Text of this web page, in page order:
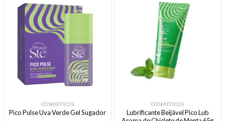
COSMÉTICOS
Pico Pulse Uva Verde Gel Sugador
COSMÉTICOS
Lubrificante Beijável Pico Lub